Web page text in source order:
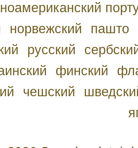
норвежский
пашто
русский
финский
чешский